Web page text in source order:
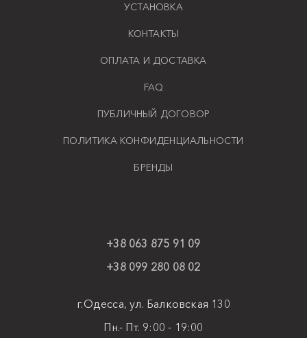
УСТАНОВКА
КОНТАКТЫ
ОПЛАТА И ДОСТАВКА
FAQ
ПУБЛИЧНЫЙ ДОГОВОР
ПОЛИТИКА КОНФИДЕНЦИАЛЬНОСТИ
БРЕНДЫ
+38 063 875 91 09
+38 099 280 08 02
г.Одесса, ул. Балковская 130
Пн.- Пт. 9:00 - 19:00